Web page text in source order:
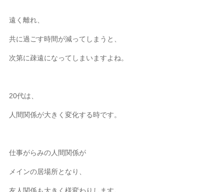
遠く離れ、
共に過ごす時間が減ってしまうと、
次第に疎遠になってしまいますよね。
20代は、
人間関係が大きく変化する時です。
仕事がらみの人間関係が
メインの居場所となり、
友人関係も大きく様変わりします。